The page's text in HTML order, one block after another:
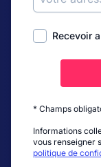
Recevoir
* Champs
Informations
vous renseigner
politique de